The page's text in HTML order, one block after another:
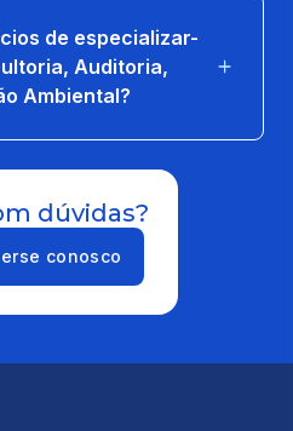
de especializar-
Auditoria,
Ambiental?
dúvidas?
conosco